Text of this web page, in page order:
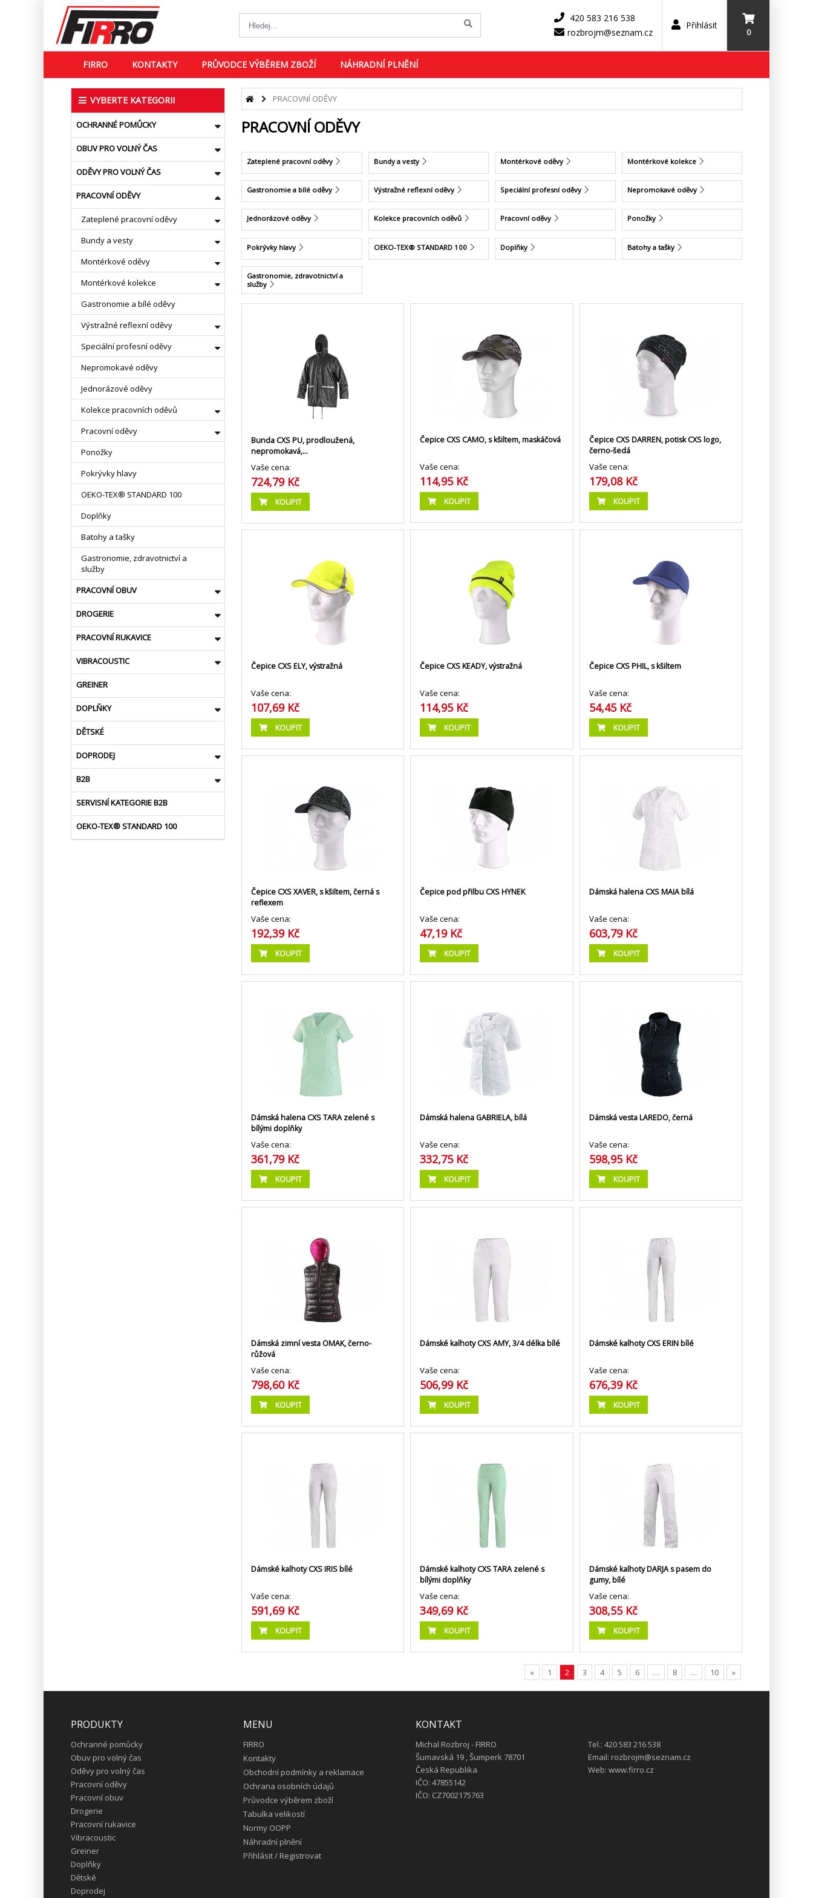
420 583 216 538
rozbrojm@seznam.cz
Přihlásit
0
FIRRO KONTAKTY PRŮVODCE VÝBĚREM ZBOŽÍ NÁHRADNÍ PLNĚNÍ
VYBERTE KATEGORII
OCHRANNÉ POMŮCKY
OBUV PRO VOLNÝ ČAS
ODĚVY PRO VOLNÝ ČAS
PRACOVNÍ ODĚVY
Zateplené pracovní oděvy
Bundy a vesty
Montérkové oděvy
Montérkové kolekce
Gastronomie a bílé oděvy
Výstražné reflexní oděvy
Speciální profesní oděvy
Nepromokavé oděvy
Jednorázové oděvy
Kolekce pracovních oděvů
Pracovní oděvy
Ponožky
Pokrývky hlavy
OEKO-TEX® STANDARD 100
Doplňky
Batohy a tašky
Gastronomie, zdravotnictví a
služby
PRACOVNÍ OBUV
DROGERIE
PRACOVNÍ RUKAVICE
VIBRACOUSTIC
GREINER
DOPLŇKY
DĚTSKÉ
DOPRODEJ
B2B
SERVISNÍ KATEGORIE B2B
OEKO-TEX® STANDARD 100
PRACOVNÍ ODĚVY
PRACOVNÍ ODĚVY
Zateplené pracovní oděvy Bundy a vesty Montérkové oděvy Montérkové kolekce
Gastronomie a bílé oděvy Výstražné reflexní oděvy Speciální profesní oděvy Nepromokavé oděvy
Jednorázové oděvy Kolekce pracovních oděvů Pracovní oděvy Ponožky
Pokrývky hlavy OEKO-TEX® STANDARD 100 Doplňky Batohy a tašky
Gastronomie, zdravotnictví a
služby
Bunda CXS PU, prodloužená,
nepromokavá,…
Vaše cena:
724,79 Kč
KOUPIT
Čepice CXS CAMO, s kšiltem, maskáčová
Vaše cena:
114,95 Kč
KOUPIT
Čepice CXS DARREN, potisk CXS logo,
černo-šedá
Vaše cena:
179,08 Kč
KOUPIT
Čepice CXS ELY, výstražná
Vaše cena:
107,69 Kč
KOUPIT
Čepice CXS KEADY, výstražná
Vaše cena:
114,95 Kč
KOUPIT
Čepice CXS PHIL, s kšiltem
Vaše cena:
54,45 Kč
KOUPIT
Čepice CXS XAVER, s kšiltem, černá s
reflexem
Vaše cena:
192,39 Kč
KOUPIT
Čepice pod přilbu CXS HYNEK
Vaše cena:
47,19 Kč
KOUPIT
Dámská halena CXS MAIA bílá
Vaše cena:
603,79 Kč
KOUPIT
Dámská halena CXS TARA zelené s
bílými doplňky
Vaše cena:
361,79 Kč
KOUPIT
Dámská halena GABRIELA, bílá
Vaše cena:
332,75 Kč
KOUPIT
Dámská vesta LAREDO, černá
Vaše cena:
598,95 Kč
KOUPIT
Dámská zimní vesta OMAK, černo-
růžová
Vaše cena:
798,60 Kč
KOUPIT
Dámské kalhoty CXS AMY, 3/4 délka bílé
Vaše cena:
506,99 Kč
KOUPIT
Dámské kalhoty CXS ERIN bílé
Vaše cena:
676,39 Kč
KOUPIT
Dámské kalhoty CXS IRIS bílé
Vaše cena:
591,69 Kč
KOUPIT
Dámské kalhoty CXS TARA zelené s
bílými doplňky
Vaše cena:
349,69 Kč
KOUPIT
Dámské kalhoty DARJA s pasem do
gumy, bílé
Vaše cena:
308,55 Kč
KOUPIT
« 1 2 3 4 5 6 … 8 … 10 »
PRODUKTY
Ochranné pomůcky
Obuv pro volný čas
Oděvy pro volný čas
Pracovní oděvy
Pracovní obuv
Drogerie
Pracovní rukavice
Vibracoustic
Greiner
Doplňky
Dětské
Doprodej
MENU
FIRRO
Kontakty
Obchodní podmínky a reklamace
Ochrana osobních údajů
Průvodce výběrem zboží
Tabulka velikostí
Normy OOPP
Náhradní plnění
Přihlásit/ Registrovat
KONTAKT
Michal Rozbroj - FIRRO
Šumavská 19 , Šumperk 78701
Česká Republika
IČO: 47855142
IČO: CZ7002175763
Tel.: 420 583 216 538
Email: rozbrojm@seznam.cz
Web: www.firro.cz